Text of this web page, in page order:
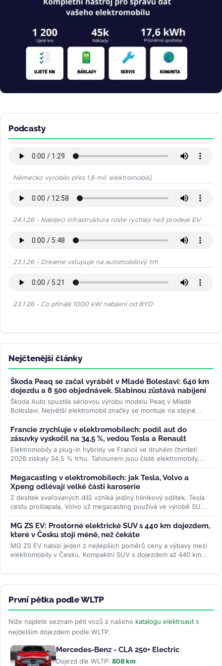
Podcasty
Německo vyrobilo přes 1,6 mil. elektromobilů
24.1.26 - Nabíjecí infrastruktura roste rychleji než prodeje EV
23.1.26 - Dreame vstupuje na automobilový trh
23.1.26 - Co přináší 1000 kW nabíjení od BYD
Nejčtenější články
Škoda Peaq se začal vyrábět v Mladé Boleslavi: 640 km
dojezdu a 8 500 objednávek. Slabinou zůstává nabíjení
Škoda Auto spustila sériovou výrobu modelu Peaq v Mladé
Boleslavi. Největší elektromobil značky se montuje na stejné
lince jako Enyaq a...>>
Francie zrychluje v elektromobilech: podíl aut do
zásuvky vyskočil na 34,5 %, vedou Tesla a Renault
Elektromobily a plug-in hybridy ve Francii ve druhém čtvrtletí
2026 získaly 34,5 % trhu. Tahounem jsou čisté elektromobily,
jejichž registrace...>>
Megacasting v elektromobilech: jak Tesla, Volvo a
Xpeng odlévají velké části karoserie
Z desítek svařovaných dílů vzniká jediný hliníkový odlitek. Tesla
cestu prošlapala, Volvo už megacasting používá ve výrobě SUV
EX60 a...>>
MG ZS EV: Prostorné elektrické SUV s 440 km dojezdem,
které v Česku stojí méně, než čekáte
MG ZS EV nabízí jeden z nejlepších poměrů ceny a výbavy mezi
elektromobily v Česku. Kompaktní SUV s dojezdem až 440 km
První pětka podle WLTP
Níže najdete seznam pěti vozů z našeho katalogu elektroaut s
nejdelším dojezdem podle WLTP.
Mercedes-Benz - CLA 250+ Electric
Dojezd dle WLTP: 808 km